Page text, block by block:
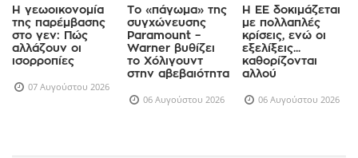
Η γεωοικονομία
της παρέμβασης
στο γεν: Πώς
αλλάζουν οι
Το «πάγωμα» της
συγχώνευσης
Paramount –
Warner βυθίζει
το Χόλιγουντ
Η ΕΕ δοκιμάζεται
με πολλαπλές
κρίσεις, ενώ οι
εξελίξεις...
καθορίζονται